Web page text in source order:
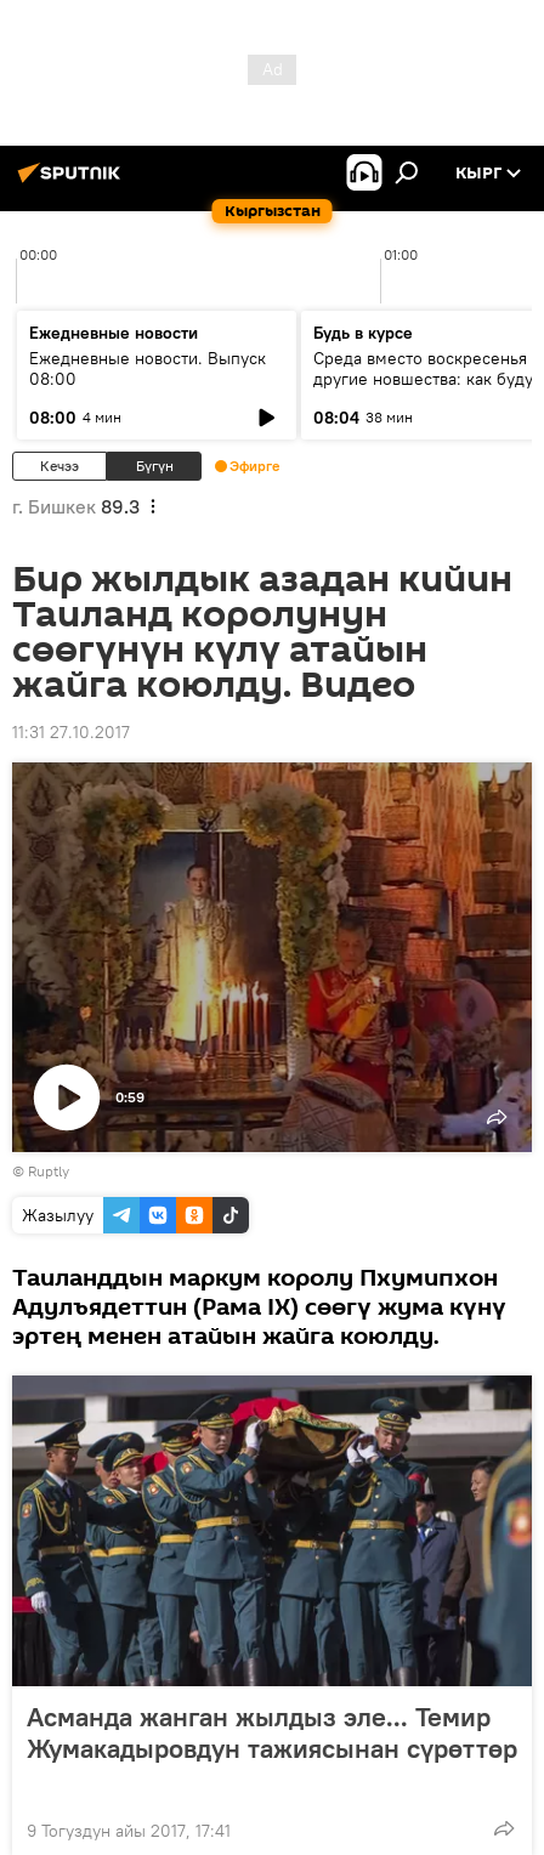
Кыргызстан
КЫРГ
00:00 01:00
Ежедневные новости
Ежедневные новости. Выпуск
08:00
08:00 4 мин
Будь в курсе
Среда вместо воскресенья и
другие новшества: как будут
08:04 38 мин
Кечээ Бүгүн Эфирге
г. Бишкек 89.3
Бир жылдык азадан кийин
Таиланд королунун
сөөгүнүн күлү атайын
жайга коюлду. Видео
11:31 27.10.2017
Видеону
көрсөтүү
0:59
© Ruptly
Жазылуу
Таиланддын маркум королу Пхумипхон
Адулъядеттин (Рама IX) сөөгү жума күнү
эртең менен атайын жайга коюлду.
Асманда жанган жылдыз эле... Темир
Жумакадыровдун тажиясынан сүрөттөр
9 Тогуздун айы 2017, 17:41